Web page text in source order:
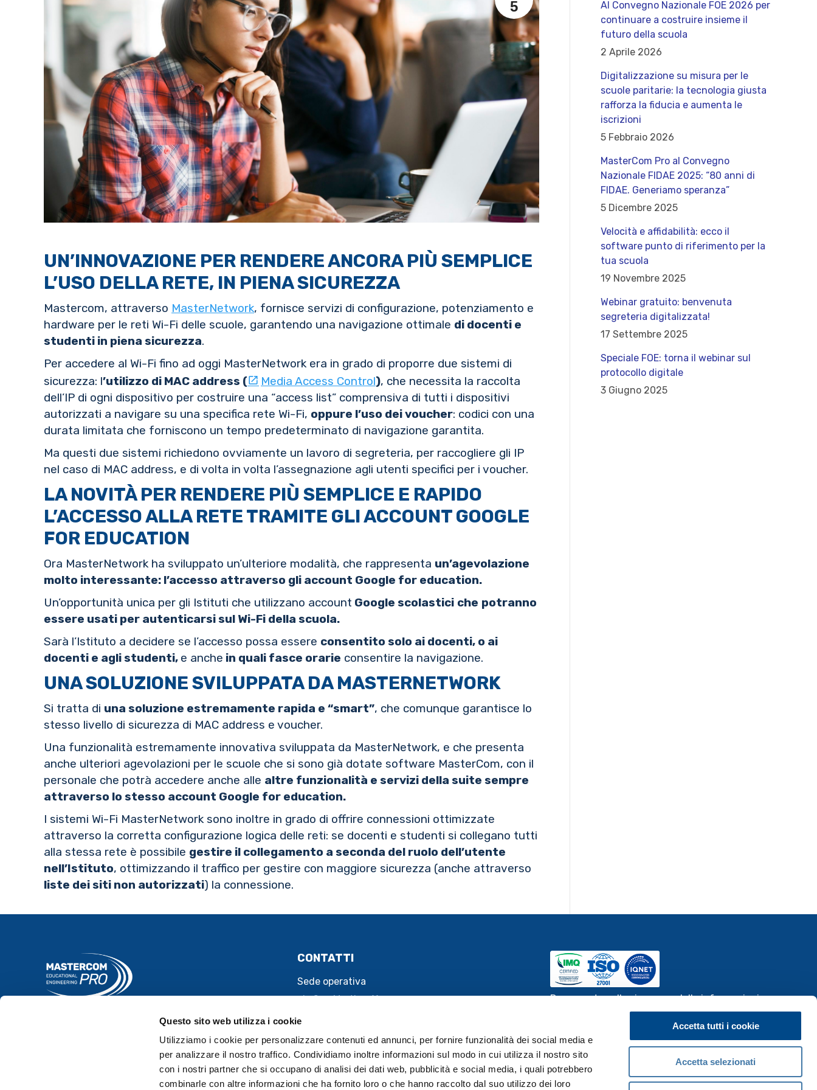
Questo sito web utilizza i cookie
Utilizziamo i cookie per personalizzare contenuti ed annunci, per fornire funzionalità dei social media e
per analizzare il nostro traffico. Condividiamo inoltre informazioni sul modo in cui utilizza il nostro sito
con i nostri partner che si occupano di analisi dei dati web, pubblicità e social media, i quali potrebbero
combinarle con altre informazioni che ha fornito loro o che hanno raccolto dal suo utilizzo dei loro
Accetta tutti i cookie
Accetta selezionati
5
UN’INNOVAZIONE PER RENDERE ANCORA PIÙ SEMPLICE
L’USO DELLA RETE, IN PIENA SICUREZZA
Mastercom, attraverso MasterNetwork, fornisce servizi di configurazione, potenziamento e
hardware per le reti Wi-Fi delle scuole, garantendo una navigazione ottimale di docenti e
studenti in piena sicurezza.
Per accedere al Wi-Fi fino ad oggi MasterNetwork era in grado di proporre due sistemi di
sicurezza: l’utilizzo di MAC address ( Media Access Control), che necessita la raccolta
dell’IP di ogni dispositivo per costruire una “access list” comprensiva di tutti i dispositivi
autorizzati a navigare su una specifica rete Wi-Fi, oppure l’uso dei voucher: codici con una
durata limitata che forniscono un tempo predeterminato di navigazione garantita.
Ma questi due sistemi richiedono ovviamente un lavoro di segreteria, per raccogliere gli IP
nel caso di MAC address, e di volta in volta l’assegnazione agli utenti specifici per i voucher.
LA NOVITÀ PER RENDERE PIÙ SEMPLICE E RAPIDO
L’ACCESSO ALLA RETE TRAMITE GLI ACCOUNT GOOGLE
FOR EDUCATION
Ora MasterNetwork ha sviluppato un’ulteriore modalità, che rappresenta un’agevolazione
molto interessante: l’accesso attraverso gli account Google for education.
Un’opportunità unica per gli Istituti che utilizzano account Google scolastici che potranno
essere usati per autenticarsi sul Wi-Fi della scuola.
Sarà l’Istituto a decidere se l’accesso possa essere consentito solo ai docenti, o ai
docenti e agli studenti, e anche in quali fasce orarie consentire la navigazione.
UNA SOLUZIONE SVILUPPATA DA MASTERNETWORK
Si tratta di una soluzione estremamente rapida e “smart”, che comunque garantisce lo
stesso livello di sicurezza di MAC address e voucher.
Una funzionalità estremamente innovativa sviluppata da MasterNetwork, e che presenta
anche ulteriori agevolazioni per le scuole che si sono già dotate software MasterCom, con il
personale che potrà accedere anche alle altre funzionalità e servizi della suite sempre
attraverso lo stesso account Google for education.
I sistemi Wi-Fi MasterNetwork sono inoltre in grado di offrire connessioni ottimizzate
attraverso la corretta configurazione logica delle reti: se docenti e studenti si collegano tutti
alla stessa rete è possibile gestire il collegamento a seconda del ruolo dell’utente
nell’Istituto, ottimizzando il traffico per gestire con maggiore sicurezza (anche attraverso
liste dei siti non autorizzati) la connessione.
Al Convegno Nazionale FOE 2026 per
continuare a costruire insieme il
futuro della scuola
2 Aprile 2026
Digitalizzazione su misura per le
scuole paritarie: la tecnologia giusta
rafforza la fiducia e aumenta le
iscrizioni
5 Febbraio 2026
MasterCom Pro al Convegno
Nazionale FIDAE 2025: “80 anni di
FIDAE. Generiamo speranza”
5 Dicembre 2025
Velocità e affidabilità: ecco il
software punto di riferimento per la
tua scuola
19 Novembre 2025
Webinar gratuito: benvenuta
segreteria digitalizzata!
17 Settembre 2025
Speciale FOE: torna il webinar sul
protocollo digitale
3 Giugno 2025
soluzioni tecnologiche dedicata alle scuole
CONTATTI
Sede operativa
via San Martino 11
Email:
mastercomsrl@pec.it
Telefono:
Documento sulla sicurezza delle informazioni